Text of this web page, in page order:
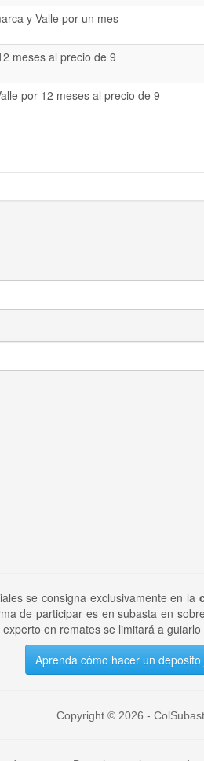
y Valle por un mes
meses al precio de 9
por 12 meses al precio de 9
se consigna exclusivamente en la
de participar es en subasta en
en remates se limitará a
Aprenda cómo hacer un deposito
Copyright © 2026 -